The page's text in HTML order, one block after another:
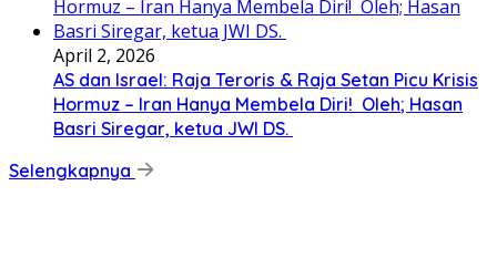
April 2, 2026
AS dan Israel: Raja Teroris & Raja Setan Picu Krisis
Hormuz – Iran Hanya Membela Diri! Oleh; Hasan
Basri Siregar, ketua JWI DS.
Selengkapnya